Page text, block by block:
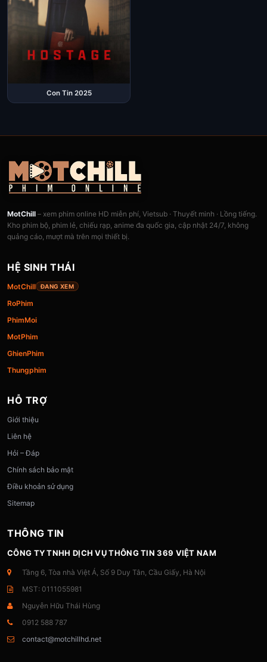
Con Tin 2025
MotChill – xem phim online HD miễn phí, Vietsub · Thuyết minh · Lồng tiếng.
Kho phim bộ, phim lẻ, chiếu rạp, anime đa quốc gia, cập nhật 24/7, không
quảng cáo, mượt mà trên mọi thiết bị.
HỆ SINH THÁI
MotChill ĐANG XEM
RoPhim
PhimMoi
MotPhim
GhienPhim
Thungphim
HỖ TRỢ
Giới thiệu
Liên hệ
Hỏi – Đáp
Chính sách bảo mật
Điều khoản sử dụng
Sitemap
THÔNG TIN
CÔNG TY TNHH DỊCH VỤ THÔNG TIN 369 VIỆT NAM
Tầng 6, Tòa nhà Việt Á, Số 9 Duy Tân, Cầu Giấy, Hà Nội
MST: 0111055981
Nguyễn Hữu Thái Hùng
0912 588 787
contact@motchillhd.net